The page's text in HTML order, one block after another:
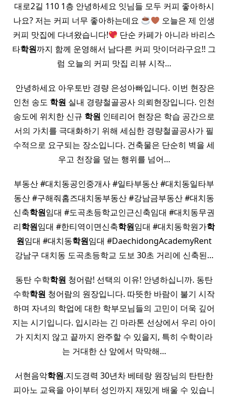
대로2길 110 1층 안녕하세요 잇님들 모두 커피 좋아하시
나요? 저는 커피 너무 좋아하는데요
오늘은 제 인생
커피 맛집에 다녀왔습니다!
단순 카페가 아니라 바리스
타학원까지 함께 운영해서 남다른 커피 맛이더라구요!! 그
럼 오늘의 커피 맛집 리뷰 시작…
​ 안녕하세요 아우토반 경량 은성아빠입니다. 이번 현장은
인천 송도 학원 실내 경량철골공사 의뢰현장입니다. 인천
송도에 위치한 신규 학원 ​인테리어 현장은 학습 공간으로
서의 가치를 극대화하기 위해 세심한 경량철골공사가 필
수적으로 요구되는 장소입니다. 건축물은 단순히 벽을 세
우고 천장을 덮는 행위를 넘어…
부동산 #대치동공인중개사 #일타부동산 #대치동일타부
동산 #구해줘홈즈대치동부동산 #강남금부동산 #대치동
신축학원임대 #도곡초등학교인근신축임대 #대치동무권
리학원임대 #한티역이면신축학원임대 #대치동학원가학
원임대 #대치동학원임대 #DaechidongAcademyRent
강남구 대치동 도곡초등학교 도보 30초 거리에 신축된…
동탄 수학학원 청어람! 선택의 이유! 안녕하십니까. 동탄
수학학원 청어람의 원장입니다. 따뜻한 바람이 불기 시작
하며 자녀의 학업에 대한 학부모님들의 고민이 더욱 깊어
지는 시기입니다. 입시라는 긴 마라톤 선상에서 우리 아이
가 지치지 않고 끝까지 완주할 수 있을지, 특히 수학이라
는 거대한 산 앞에서 막막해…
서현음악학원.지도경력 30년차 베테랑 원장님의 탄탄한
피아노 교육을 아이부터 성인까지 재밌게 배울 수 있습니